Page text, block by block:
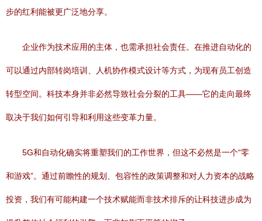
步的红利能被更广泛地分享。
企业作为技术应用的主体，也需承担社会责任。在推进自动化的
可以通过内部转岗培训、人机协作模式设计等方式，为现有员工创造
转型空间。科技本身并非必然导致社会分裂的工具——它的走向最终
取决于我们如何引导和利用这些变革力量。
5G和自动化确实将重塑我们的工作世界，但这不必然是一个“零
和游戏”。通过前瞻性的规划、包容性的政策调整和对人力资本的战略
投资，我们有可能构建一个技术赋能而非技术排斥的让科技进步成为